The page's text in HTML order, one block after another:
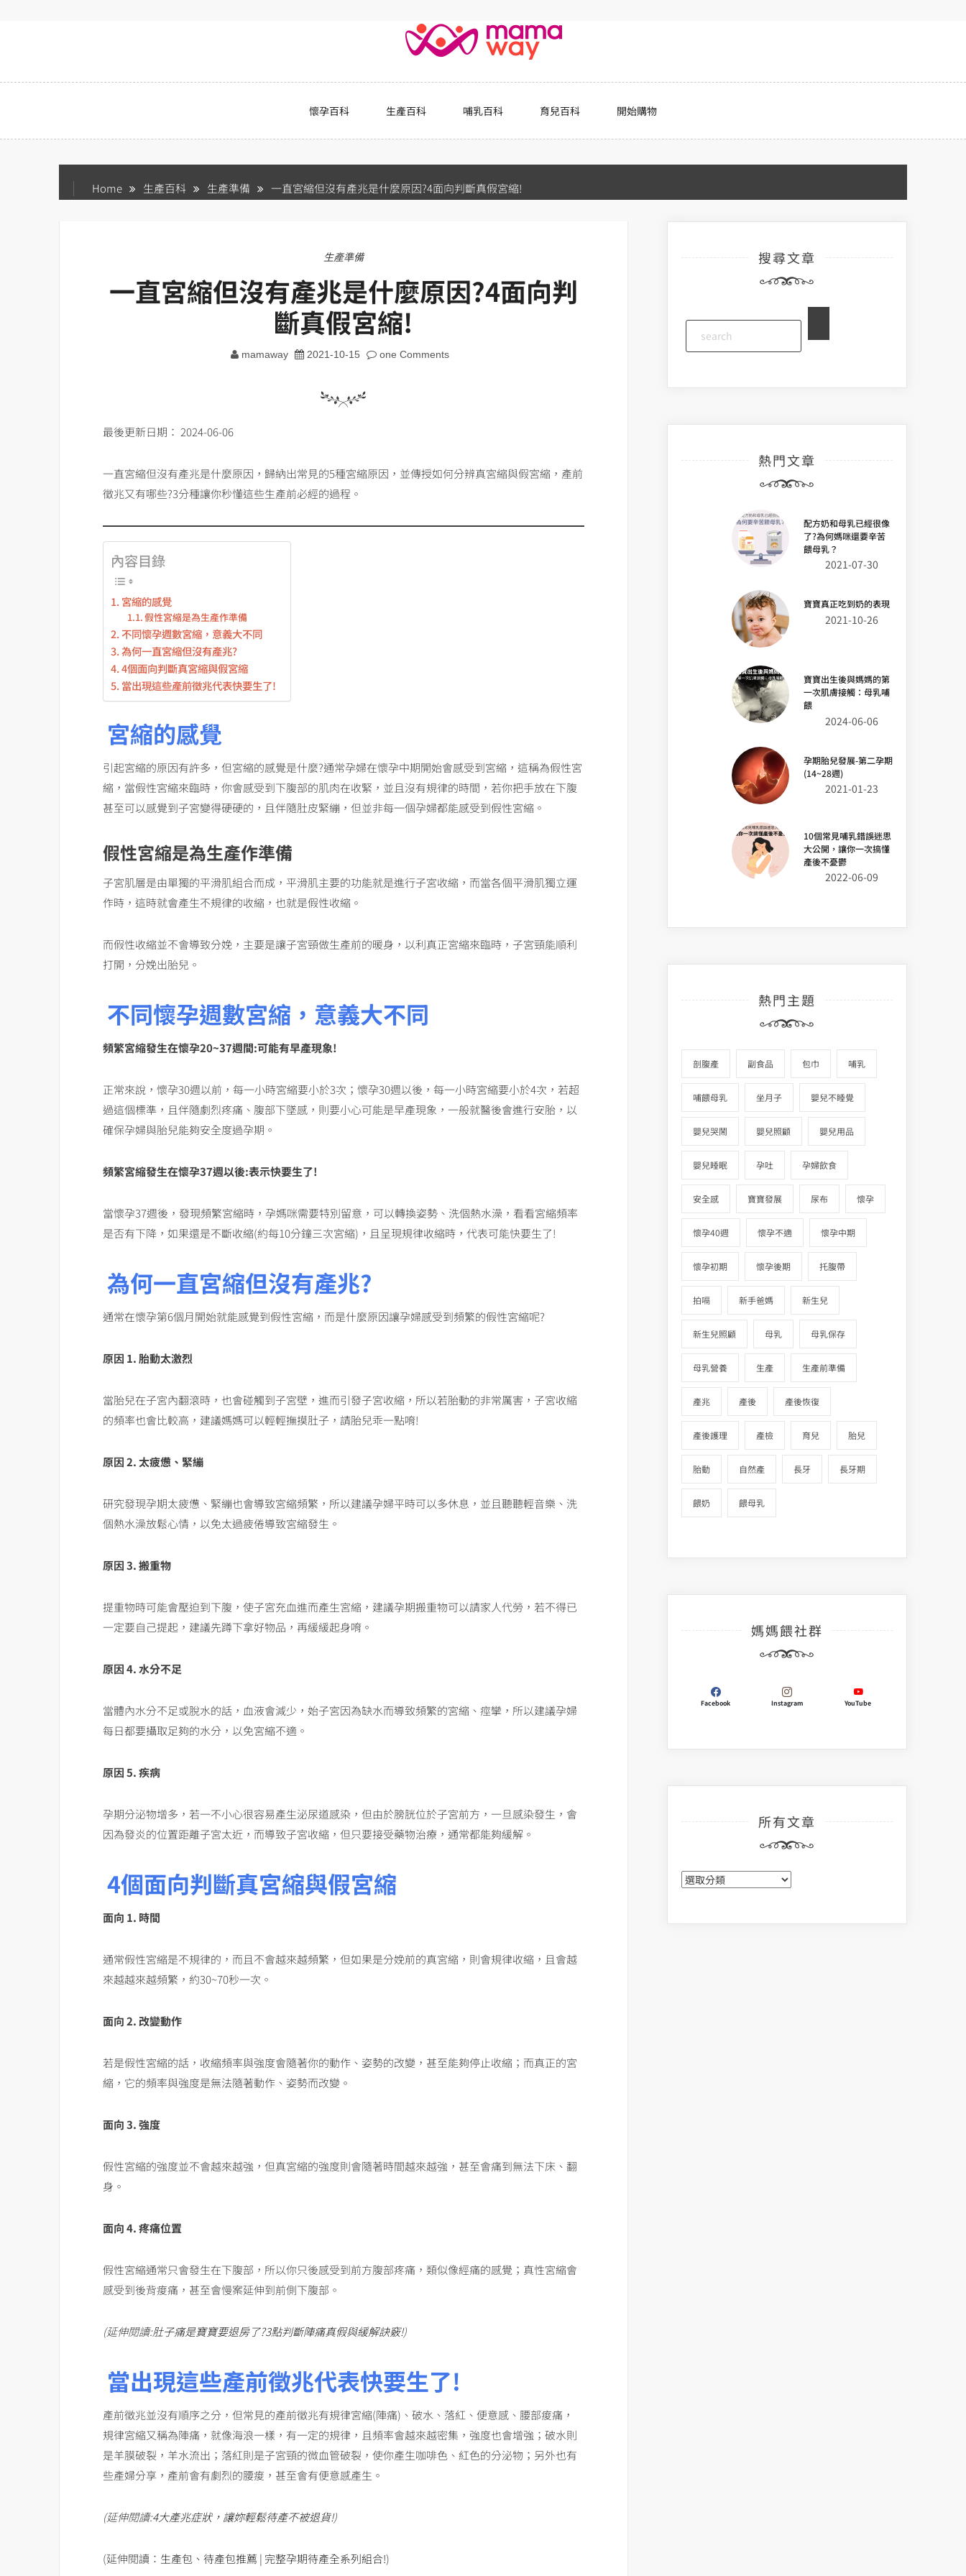
懷孕百科 生產百科 哺乳百科 育兒百科 開始購物
Home 生產百科 生產準備 一直宮縮但沒有產兆是什麼原因?4面向判斷真假宮縮!
生產準備
一直宮縮但沒有產兆是什麼原因?4面向判
斷真假宮縮!
mamaway 2021-10-15 one Comments
最後更新日期： 2024-06-06
一直宮縮但沒有產兆是什麼原因，歸納出常見的5種宮縮原因，並傳授如何分辨真宮縮與假宮縮，產前
徵兆又有哪些?3分種讓你秒懂這些生產前必經的過程。
內容目錄
宮縮的感覺
假性宮縮是為生產作準備
不同懷孕週數宮縮，意義大不同
為何一直宮縮但沒有產兆?
4個面向判斷真宮縮與假宮縮
當出現這些產前徵兆代表快要生了!
宮縮的感覺
引起宮縮的原因有許多，但宮縮的感覺是什麼?通常孕婦在懷孕中期開始會感受到宮縮，這稱為假性宮
縮，當假性宮縮來臨時，你會感受到下腹部的肌肉在收緊，並且沒有規律的時間，若你把手放在下腹
甚至可以感覺到子宮變得硬硬的，且伴隨肚皮緊繃，但並非每一個孕婦都能感受到假性宮縮。
假性宮縮是為生產作準備
子宮肌層是由單獨的平滑肌組合而成，平滑肌主要的功能就是進行子宮收縮，而當各個平滑肌獨立運
作時，這時就會產生不規律的收縮，也就是假性收縮。
而假性收縮並不會導致分娩，主要是讓子宮頸做生產前的暖身，以利真正宮縮來臨時，子宮頸能順利
打開，分娩出胎兒。
不同懷孕週數宮縮，意義大不同
頻繁宮縮發生在懷孕20~37週間:可能有早產現象!
正常來說，懷孕30週以前，每一小時宮縮要小於3次；懷孕30週以後，每一小時宮縮要小於4次，若超
過這個標準，且伴隨劇烈疼痛、腹部下墜感，則要小心可能是早產現象，一般就醫後會進行安胎，以
確保孕婦與胎兒能夠安全度過孕期。
頻繁宮縮發生在懷孕37週以後:表示快要生了!
當懷孕37週後，發現頻繁宮縮時，孕媽咪需要特別留意，可以轉換姿勢、洗個熱水澡，看看宮縮頻率
是否有下降，如果還是不斷收縮(約每10分鐘三次宮縮)，且呈現規律收縮時，代表可能快要生了!
為何一直宮縮但沒有產兆?
通常在懷孕第6個月開始就能感覺到假性宮縮，而是什麼原因讓孕婦感受到頻繁的假性宮縮呢?
原因 1.胎動太激烈
當胎兒在子宮內翻滾時，也會碰觸到子宮壁，進而引發子宮收縮，所以若胎動的非常厲害，子宮收縮
的頻率也會比較高，建議媽媽可以輕輕撫摸肚子，請胎兒乖一點唷!
原因2.太疲憊、緊繃
研究發現孕期太疲憊、緊繃也會導致宮縮頻繁，所以建議孕婦平時可以多休息，並且聽聽輕音樂、洗
個熱水澡放鬆心情，以免太過疲倦導致宮縮發生。
原因3.搬重物
提重物時可能會壓迫到下腹，使子宮充血進而產生宮縮，建議孕期搬重物可以請家人代勞，若不得已
一定要自己提起，建議先蹲下拿好物品，再緩緩起身唷。
原因4.水分不足
當體內水分不足或脫水的話，血液會減少，始子宮因為缺水而導致頻繁的宮縮、痙攣，所以建議孕婦
每日都要攝取足夠的水分，以免宮縮不適。
原因5.疾病
孕期分泌物增多，若一不小心很容易產生泌尿道感染，但由於膀胱位於子宮前方，一旦感染發生，會
因為發炎的位置距離子宮太近，而導致子宮收縮，但只要接受藥物治療，通常都能夠緩解。
4個面向判斷真宮縮與假宮縮
面向 1. 時間
通常假性宮縮是不規律的，而且不會越來越頻繁，但如果是分娩前的真宮縮，則會規律收縮，且會越
來越越來越頻繁，約30~70秒一次。
面向2. 改變動作
若是假性宮縮的話，收縮頻率與強度會隨著你的動作、姿勢的改變，甚至能夠停止收縮；而真正的宮
縮，它的頻率與強度是無法隨著動作、姿勢而改變。
面向3.強度
假性宮縮的強度並不會越來越強，但真宮縮的強度則會隨著時間越來越強，甚至會痛到無法下床、翻
身。
面向4.疼痛位置
假性宮縮通常只會發生在下腹部，所以你只後感受到前方腹部疼痛，類似像經痛的感覺；真性宮縮會
感受到後背痠痛，甚至會慢案延伸到前側下腹部。
(延伸閱讀:肚子痛是寶寶要退房了?3點判斷陣痛真假與緩解訣竅!)
當出現這些產前徵兆代表快要生了!
產前徵兆並沒有順序之分，但常見的產前徵兆有規律宮縮(陣痛)、破水、落紅、便意感、腰部痠痛，
規律宮縮又稱為陣痛，就像海浪一樣，有一定的規律，且頻率會越來越密集，強度也會增強；破水則
是羊膜破裂，羊水流出；落紅則是子宮頸的微血管破裂，使你產生咖啡色、紅色的分泌物；另外也有
些產婦分享，產前會有劇烈的腰痠，甚至會有便意感產生。
(延伸閱讀:4大產兆症狀，讓妳輕鬆待產不被退貨!)
(延伸閱讀： 生產包、待產包推薦 | 完整孕期待產全系列組合!)
搜尋文章
熱門文章
配方奶和母乳已經很像
了?為何媽咪還要辛苦
餵母乳？
2021-07-30
寶寶真正吃到奶的表現
2021-10-26
寶寶出生後與媽媽的第
一次肌膚接觸：母乳哺
餵
2024-06-06
孕期胎兒發展-第二孕期
(14~28週)
2021-01-23
10個常見哺乳錯誤迷思
大公開，讓你一次搞懂
產後不憂鬱
2022-06-09
熱門主題
剖腹產 副食品 包巾 哺乳
哺餵母乳 坐月子 嬰兒不睡覺
嬰兒哭鬧 嬰兒照顧 嬰兒用品
嬰兒睡眠 孕吐 孕婦飲食
安全感 寶寶發展 尿布 懷孕
懷孕40週 懷孕不適 懷孕中期
懷孕初期 懷孕後期 托腹帶
拍嗝 新手爸媽 新生兒
新生兒照顧 母乳 母乳保存
母乳營養 生產 生產前準備
產兆 產後 產後恢復
產後護理 產檢 育兒 胎兒
胎動 自然產 長牙 長牙期
餵奶 餵母乳
媽媽餵社群
Facebook Instagram YouTube
所有文章
所
有
章